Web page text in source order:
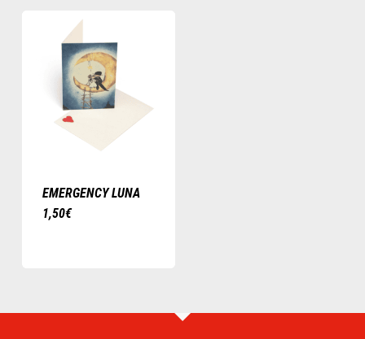
EMERGENCY LUNA
1,50€